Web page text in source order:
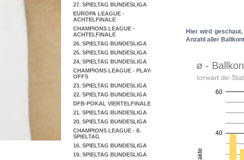
27. SPIELTAG BUNDESLIGA
EUROPA LEAGUE -
ACHTELFINALE
CHAMPIONS LEAGUE -
ACHTELFINALE
26. SPIELTAG BUNDESLIGA
25. SPIELTAG BUNDESLIGA
24. SPIELTAG BUNDESLIGA
CHAMPIONS LEAGUE - PLAY-
OFFS
23. SPIELTAG BUNDESLIGA
22. SPIELTAG BUNDESLIGA
DFB-POKAL VIERTELFINALE
21. SPIELTAG BUNDESLIGA
20. SPIELTAG BUNDESLIGA
CHAMPIONS LEAGUE - 8.
SPIELTAG
16. SPIELTAG BUNDESLIGA
19. SPIELTAG BUNDESLIGA
Hier wird
Anzahl aller